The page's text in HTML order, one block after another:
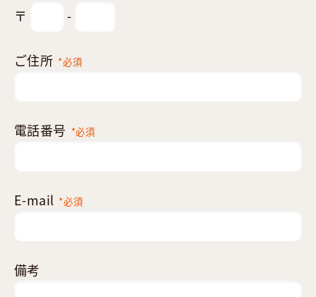
〒 -
ご住所 *必須
電話番号 *必須
E-mail *必須
備考